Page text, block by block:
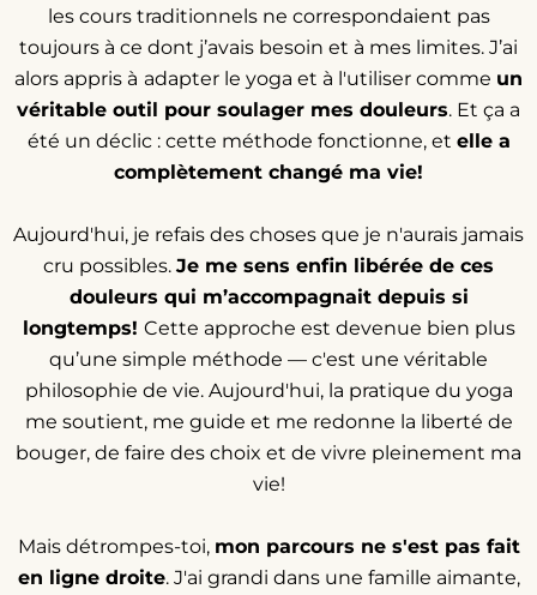
les cours traditionnels ne correspondaient pas
toujours à ce dont j’avais besoin et à mes limites. J’ai
alors appris à adapter le yoga et à l'utiliser comme un
véritable outil pour soulager mes douleurs. Et ça a
été un déclic : cette méthode fonctionne, et elle a
complètement changé ma vie!
Aujourd'hui, je refais des choses que je n'aurais jamais
cru possibles. Je me sens enfin libérée de ces
douleurs qui m’accompagnait depuis si
longtemps! Cette approche est devenue bien plus
qu’une simple méthode — c'est une véritable
philosophie de vie. Aujourd'hui, la pratique du yoga
me soutient, me guide et me redonne la liberté de
bouger, de faire des choix et de vivre pleinement ma
vie!
Mais détrompes-toi, mon parcours ne s'est pas fait
en ligne droite. J'ai grandi dans une famille aimante,